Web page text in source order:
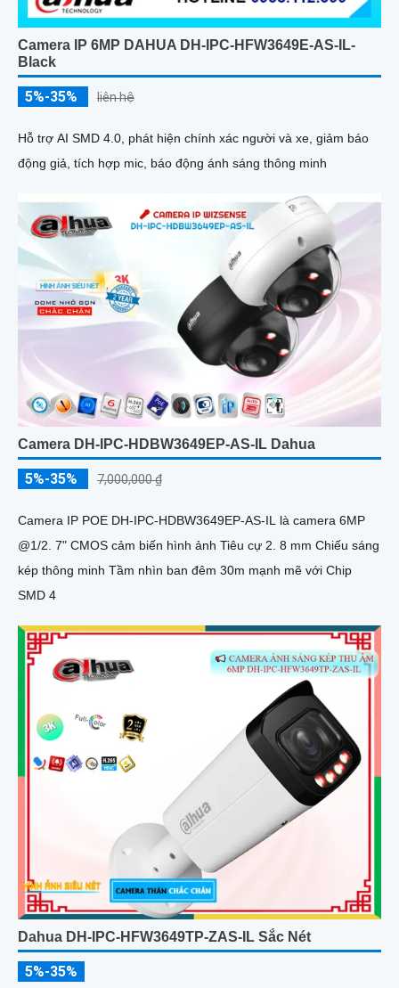
Camera IP 6MP DAHUA DH-IPC-HFW3649E-AS-IL-
Black
5%-35% liên hệ
Hỗ trợ AI SMD 4.0, phát hiện chính xác người và xe, giảm báo
động giả, tích hợp mic, báo động ánh sáng thông minh
Camera DH-IPC-HDBW3649EP-AS-IL Dahua
5%-35% 7,000,000 ₫
Camera IP POE DH-IPC-HDBW3649EP-AS-IL là camera 6MP
@1/2. 7" CMOS cảm biến hình ảnh Tiêu cự 2. 8 mm Chiếu sáng
kép thông minh Tầm nhìn ban đêm 30m mạnh mẽ với Chip
SMD 4
Dahua DH-IPC-HFW3649TP-ZAS-IL Sắc Nét
5%-35%